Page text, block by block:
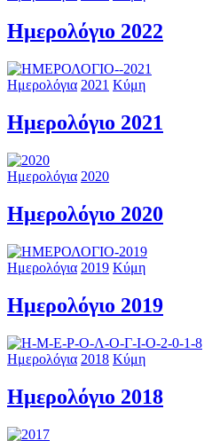
Ημερολόγιο 2022
Ημερολόγια 2021 Κύμη
Ημερολόγιο 2021
Ημερολόγια 2020
Ημερολόγιο 2020
Ημερολόγια 2019 Κύμη
Ημερολόγιο 2019
Ημερολόγια 2018 Κύμη
Ημερολόγιο 2018